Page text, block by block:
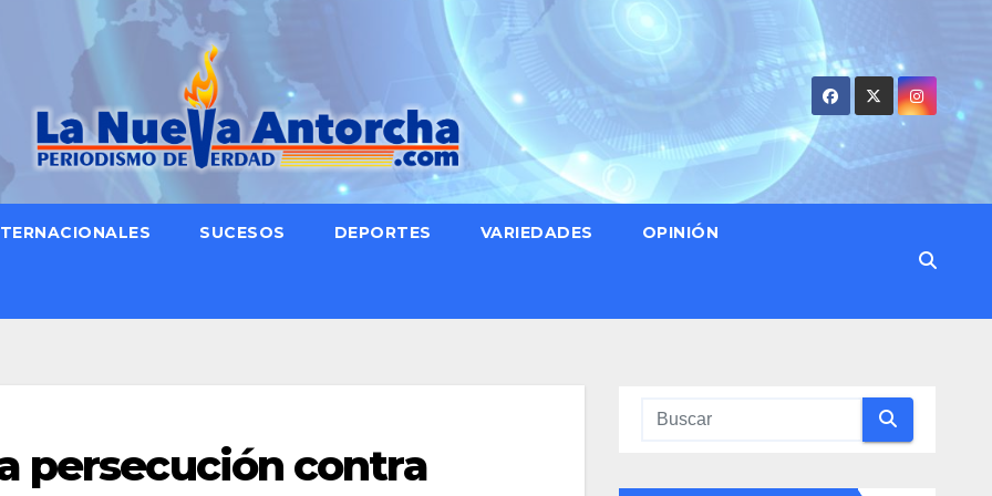
SUCESOS DEPORTES VARIEDADES OPINIÓN
persecución contra